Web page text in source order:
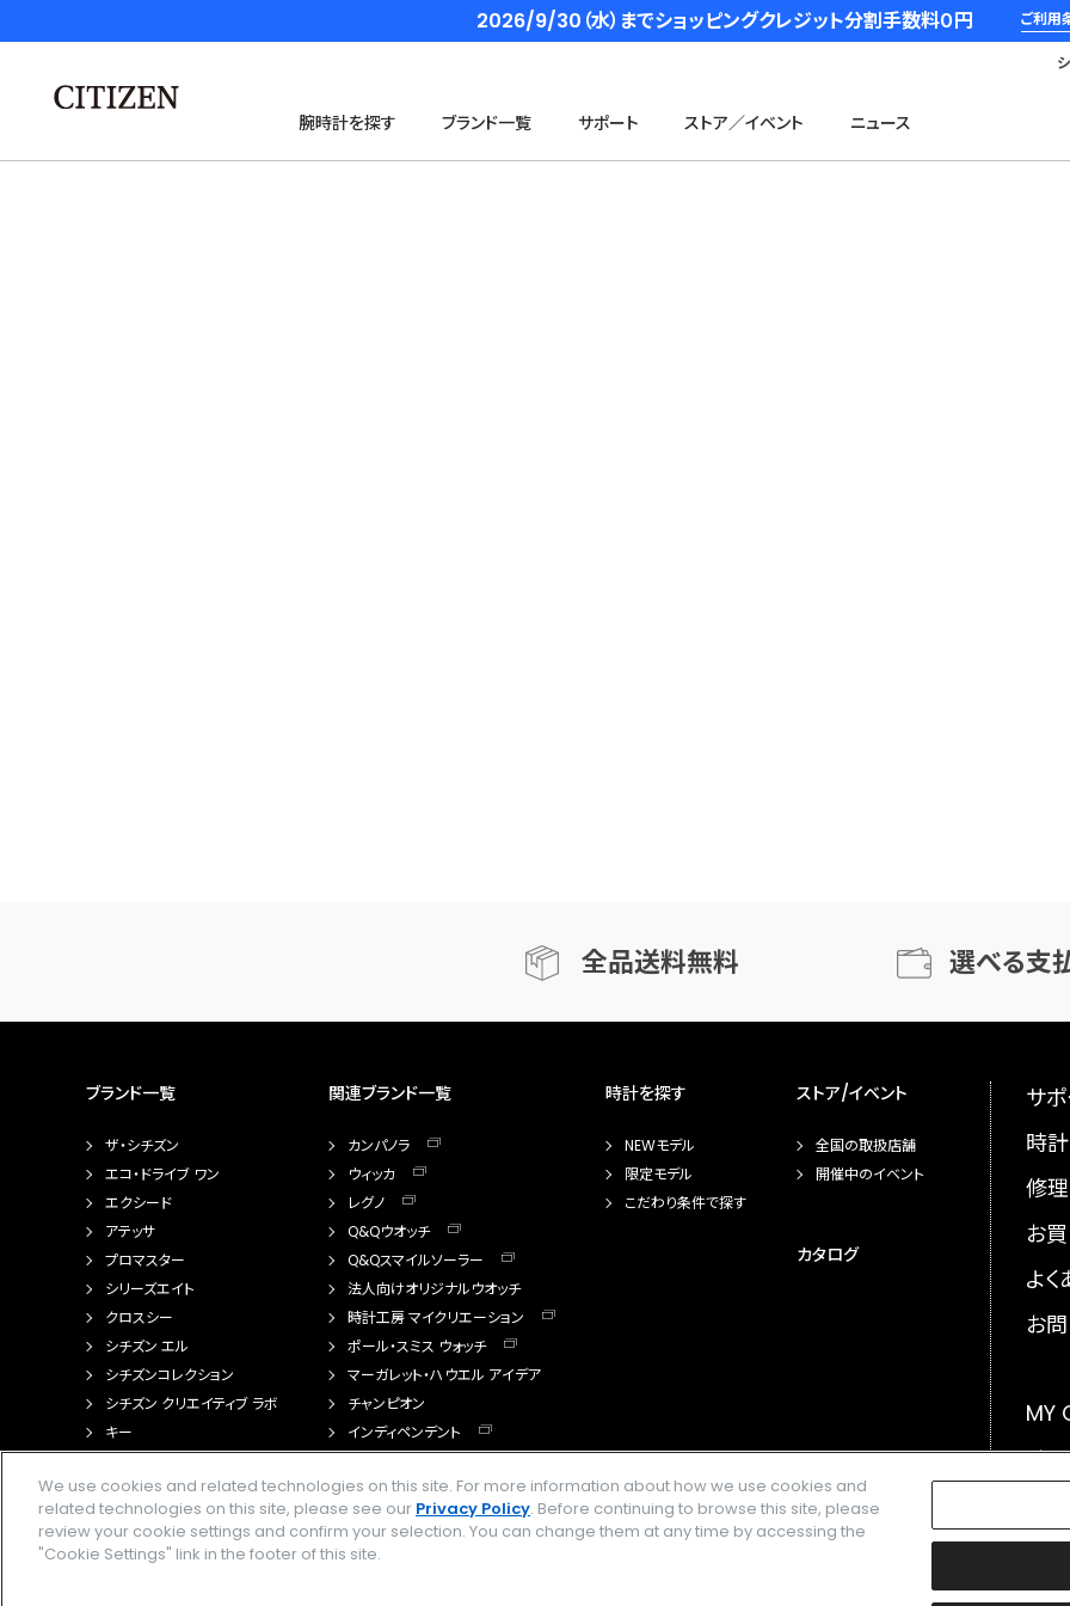
2026/9/30（水）までショッピングクレジット分割手数料０円 ご利用
腕時計を探す ブランド一覧 サポート ストア／イベント ニュース
全品送料無料 選べる支
ブランド一覧
ザ・シチズン
エコ・ドライブ ワン
エクシード
アテッサ
プロマスター
シリーズエイト
クロスシー
シチズン エル
シチズンコレクション
シチズン クリエイティブ ラボ
キー
関連ブランド一覧
カンパノラ
ウィッカ
レグノ
Q&Qウオッチ
Q&Qスマイルソーラー
法人向けオリジナルウオッチ
時計工房 マイクリエーション
ポール・スミス ウォッチ
マーガレット・ハウエル アイデア
チャンピオン
インディペンデント
時計を探す
NEWモデル
限定モデル
こだわり条件で探す
ストア/イベント
全国の取扱店舗
開催中のイベント
カタログ
サ
時
修理
お
よ
お
MY
メ
We use cookies and related technologies on this site. For more information about how we use cookies and
related technologies on this site, please see our Privacy Policy. Before continuing to browse this site, please
review your cookie settings and confirm your selection. You can change them at any time by accessing the
"Cookie Settings" link in the footer of this site.